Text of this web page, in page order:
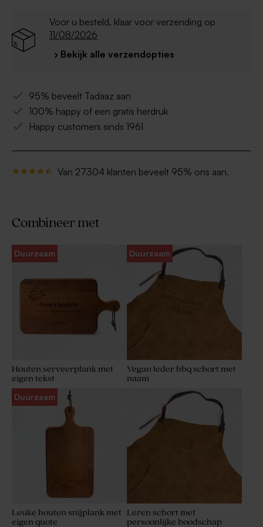
product iets afwijken van de foto's
Voor u besteld, klaar voor verzending op
11/08/2026
› Bekijk alle verzendopties
95% beveelt Tadaaz aan
100% happy of een gratis herdruk
Happy customers sinds 1961
Van 27304 klanten beveelt 95% ons aan.
Combineer met
Duurzaam
Houten serveerplank met
eigen tekst
Duurzaam
Vegan leder bbq schort met
naam
Duurzaam
Leuke houten snijplank met
eigen quote
Leren schort met
persoonlijke boodschap